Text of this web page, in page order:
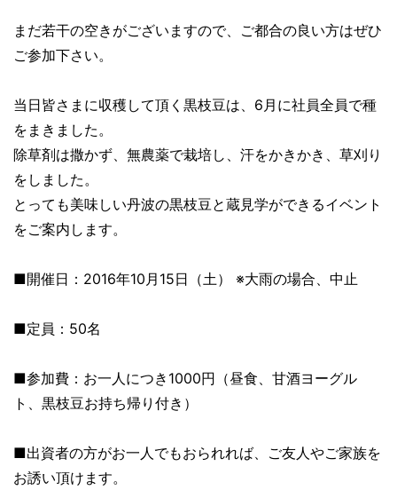
まだ若干の空きがございますので、ご都合の良い方はぜひ
ご参加下さい。
当日皆さまに収穫して頂く黒枝豆は、6月に社員全員で種
をまきました。
除草剤は撒かず、無農薬で栽培し、汗をかきかき、草刈り
をしました。
とっても美味しい丹波の黒枝豆と蔵見学ができるイベント
をご案内 します。
■開催日：2016年10月15日（土） ※大雨の場合、中止
■定員：50名
■参加費：お一人につき1000円（昼食、甘酒ヨーグル
ト、黒枝豆お持ち帰り付き）
■出資者の方がお一人でもおられれば、ご友人やご家族を
お誘い頂けます。